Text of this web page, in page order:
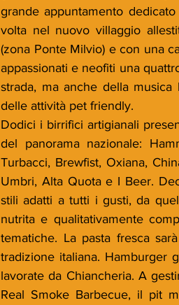
grande appuntamento
volta nel nuovo villaggio
(zona Ponte Milvio) e con una
appassionati e neofiti una
strada, ma anche della
delle attività pet friendly.
Dodici i birrifici artigianali
del panorama nazionale:
Turbacci, Brewfist, Oxiana,
Umbri, Alta Quota e I Beer.
stili adatti a tutti i gusti, da
nutrita e qualitativamente
tematiche. La pasta fresca
tradizione italiana. Hamburger
lavorate da Chiancheria. A
Real Smoke Barbecue, il pit